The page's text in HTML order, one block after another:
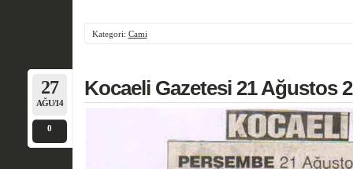
Kategori: Cami
27
AĞU/14
0
Kocaeli Gazetesi 21 Ağustos